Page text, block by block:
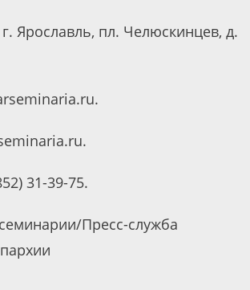
Ярославль, пл. Челюскинцев, д.
31-39-75.
Пресс-служба